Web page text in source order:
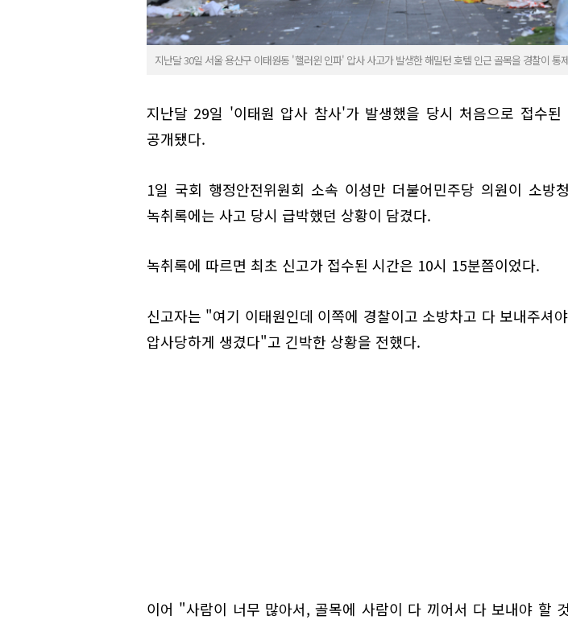
지난달 30일 서울 용산구 이태원동 '핼러윈 인파' 압사 사고가 발생한 해밀턴 호텔 인근 골목을 경찰이 통
지난달 29일 '이태원 압사 참사'가 발생했을 당시 처음으로 접수된
공개됐다.
1일 국회 행정안전위원회 소속 이성만 더불어민주당 의원이 소방
녹취록에는 사고 당시 급박했던 상황이 담겼다.
녹취록에 따르면 최초 신고가 접수된 시간은 10시 15분쯤이었다.
신고자는 "여기 이태원인데 이쪽에 경찰이고 소방차고 다 보내주셔
압사당하게 생겼다"고 긴박한 상황을 전했다.
이어 "사람이 너무 많아서, 골목에 사람이 다 끼어서 다 보내야 할